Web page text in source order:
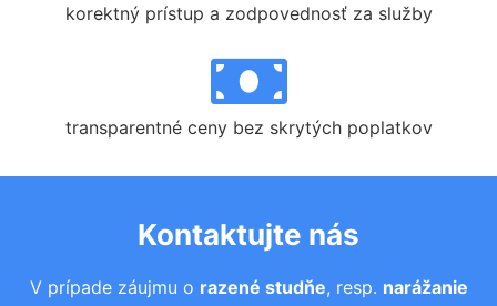
korektný prístup a zodpovednosť za služby
transparentné ceny bez skrytých poplatkov
Kontaktujte nás
V prípade záujmu o razené studňe, resp. narážanie